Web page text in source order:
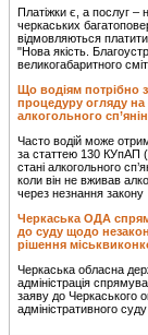
Платіжки є, а послуг –
черкаських
відмовляються платити
"Нова якість.
великогабаритного
Що водіям потрібно
процедуру огляду на
алкогольного
Часто водій може
за статтею 130 КУпАП
стані алкогольного
коли він не вживав
через незнання закону
Черкаська ОДА
до суду щодо
рішення
Черкаська обласна
адміністрація
заяву до Черкаського
адміністративного суду